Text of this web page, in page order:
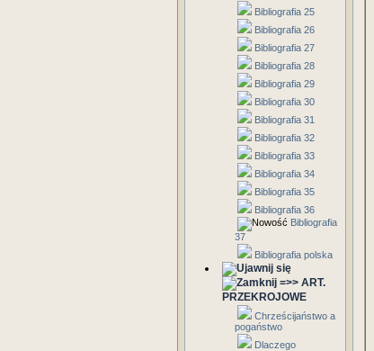
Bibliografia 25
Bibliografia 26
Bibliografia 27
Bibliografia 28
Bibliografia 29
Bibliografia 30
Bibliografia 31
Bibliografia 32
Bibliografia 33
Bibliografia 34
Bibliografia 35
Bibliografia 36
Bibliografia
37
Bibliografia polska
=>> ART.
PRZEKROJOWE
Chrześcijaństwo a
pogaństwo
Dlaczego